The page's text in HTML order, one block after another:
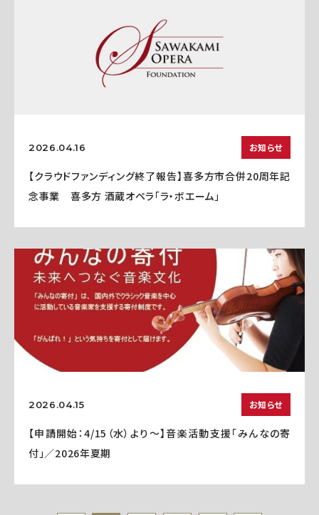
2026.04.16 お知らせ
【クラウドファンディング終了報告】喜多方市合併20周年記
念事業 喜多方 酒蔵オペラ「ラ・ボエーム」
2026.04.15 お知らせ
【申請開始：4/15（水）より～】音楽活動支援「みんなの寄
付」／2026年夏期